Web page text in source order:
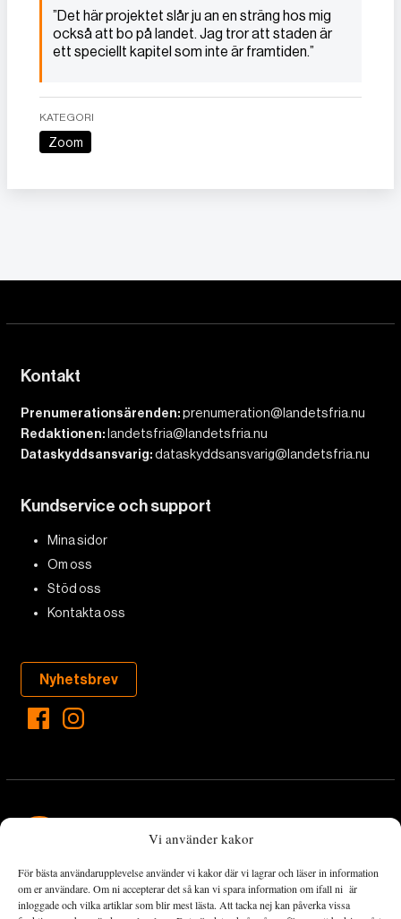
Vi använder kakor
För bästa användarupplevelse använder vi kakor där vi lagrar och läser in information
om er användare. Om ni accepterar det så kan vi spara information om ifall ni är
inloggade och vilka artiklar som blir mest lästa. Att tacka nej kan påverka vissa
”Det här projektet slår ju an en sträng hos mig
också att bo på landet. Jag tror att staden är
ett speciellt kapitel som inte är framtiden.”
KATEGORI
Zoom
Kontakt
Prenumerationsärenden:prenumeration@landetsfria.nu
Redaktionen: landetsfria@landetsfria.nu
Dataskyddsansvarig:dataskyddsansvarig@landetsfria.nu
Kundservice och support
Mina sidor
Om oss
Stöd oss
Kontakta oss
Nyhetsbrev
Landets Fria Tidning är en nyhetstidning med bred bevakning av
det viktigaste som händer lokalt och globalt och med fokus på